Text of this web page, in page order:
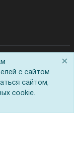
для бизнеса:
и оргтехники
и
с сайтом
сайтом,
cookie.
×